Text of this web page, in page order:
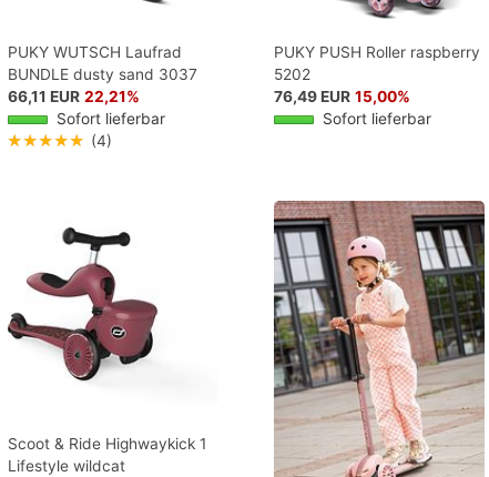
PUKY WUTSCH Laufrad
BUNDLE dusty sand 3037
66,11 EUR 22,21%
Sofort lieferbar
★★★★★ (4)
PUKY PUSH Roller raspberry
5202
76,49 EUR 15,00%
Sofort lieferbar
Scoot & Ride Highwaykick 1
Lifestyle wildcat